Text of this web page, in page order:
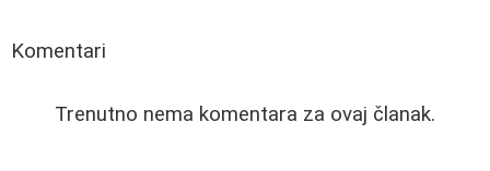
Komentari
Trenutno nema komentara za ovaj članak.